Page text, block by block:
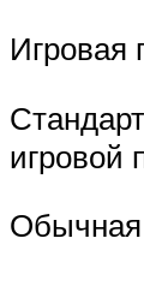
Игровая
игровой
Обычная